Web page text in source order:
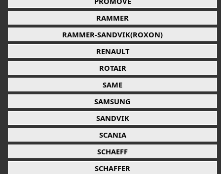
RAMMER
RAMMER-SANDVIK(ROXON)
RENAULT
ROTAIR
SAME
SAMSUNG
SANDVIK
SCANIA
SCHAEFF
SCHAFFER